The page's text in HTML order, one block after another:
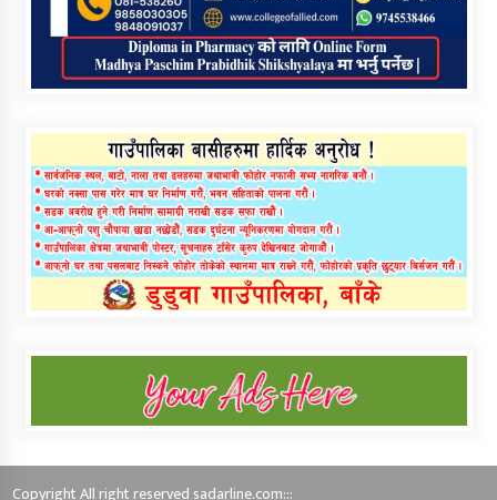
Copyright All right reserved sadarline.com:::